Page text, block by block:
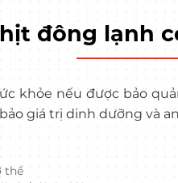
đông lạnh
khỏe nếu được bảo
giá trị dinh dưỡng và
thể